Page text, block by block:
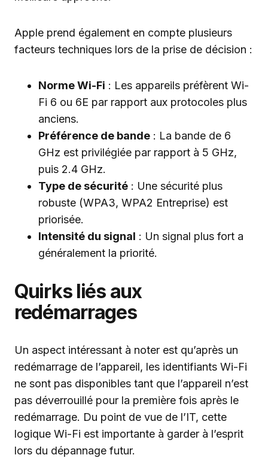
Apple prend également en compte plusieurs
facteurs techniques lors de la prise de décision :
Norme Wi-Fi : Les appareils préfèrent Wi-
Fi 6 ou 6E par rapport aux protocoles plus
anciens.
Préférence de bande : La bande de 6
GHz est privilégiée par rapport à 5 GHz,
puis 2.4 GHz.
Type de sécurité : Une sécurité plus
robuste (WPA3, WPA2 Entreprise) est
priorisée.
Intensité du signal : Un signal plus fort a
généralement la priorité.
Quirks liés aux
redémarrages
Un aspect intéressant à noter est qu’après un
redémarrage de l’appareil, les identifiants Wi-Fi
ne sont pas disponibles tant que l’appareil n’est
pas déverrouillé pour la première fois après le
redémarrage. Du point de vue de l’IT, cette
logique Wi-Fi est importante à garder à l’esprit
lors du dépannage futur.